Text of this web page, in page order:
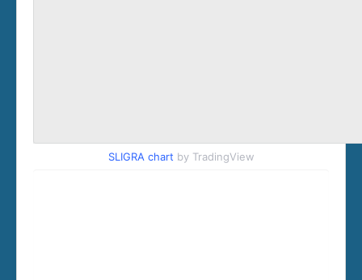
SLIGRA chart by TradingView